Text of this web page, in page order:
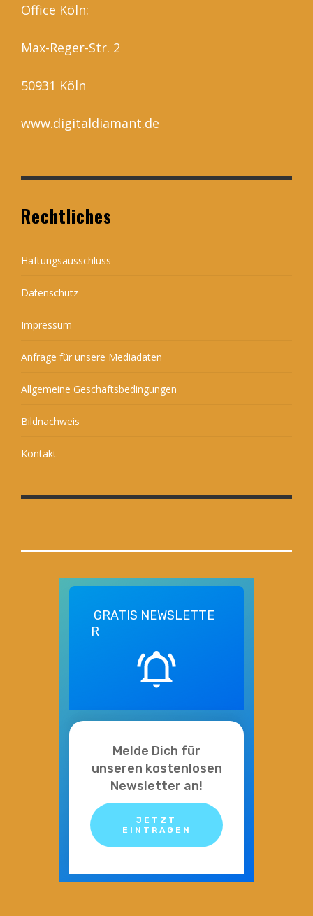
Office Köln:
Max-Reger-Str. 2
50931 Köln
www.digitaldiamant.de
Rechtliches
Haftungsausschluss
Datenschutz
Impressum
Anfrage für unsere Mediadaten
Allgemeine Geschäftsbedingungen
Bildnachweis
Kontakt
GRATIS NEWSLETTE
R
Melde Dich für
unseren kostenlosen
Newsletter an!
JETZT
EINTRAGEN